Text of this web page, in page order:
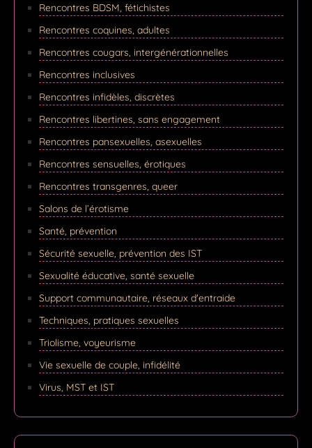
Rencontres BDSM, fétichistes
Rencontres coquines, adultes
Rencontres cougars, intergénérationnelles
Rencontres inclusives
Rencontres infidèles, discrètes
Rencontres libertines, sans engagement
Rencontres pansexuelles, asexuelles
Rencontres sensuelles, érotiques
Rencontres transgenres, queer
Salons de l’érotisme
Santé, prévention
Sécurité sexuelle, prévention des IST
Sexualité éducative, santé sexuelle
Support communautaire, réseaux d'entraide
Techniques, pratiques sexuelles
Triolisme, voyeurisme
Vie sexuelle de couple, infidélité
Virus, MST et IST